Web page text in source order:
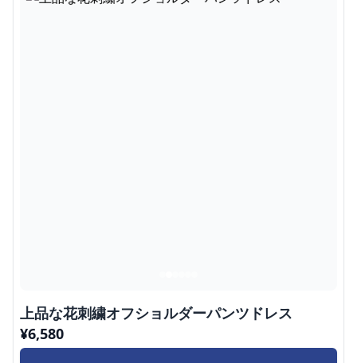
上品な花刺繍オフショルダーパンツドレス
¥6,580